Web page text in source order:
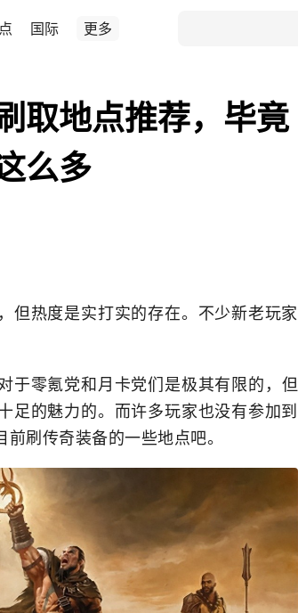
国际 更多
取地点推荐，毕竟
么多
但热度是实打实的存在。不少新老玩家
零氪党和月卡党们是极其有限的，但
足的魅力的。而许多玩家也没有参加到
刷传奇装备的一些地点吧。